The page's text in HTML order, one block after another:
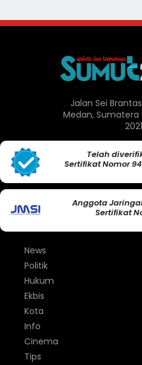
Jalan Sei
Medan, Sumatera
Telah
Sertifikat Nomor
Anggota
Sertifikat
News
Politik
Hukum
Ekbis
Kota
Info
Cinema
Tips